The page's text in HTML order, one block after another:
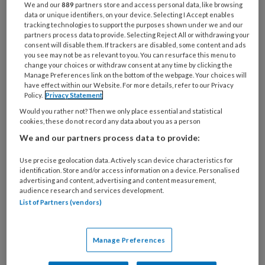
4 JUNI 2024 COLUMN JEUGD EN OPVOEDING
Column – We moeten de
We and our889 partners store and access personal data, like browsing
data or unique identifiers, on your device. Selecting I Accept enables
tracking technologies to support the purposes shown under we and our
partners process data to provide. Selecting Reject All or withdrawing your
consent will disable them. If trackers are disabled, some content and ads
you see may not be as relevant to you. You can resurface this menu to
change your choices or withdraw consent at any time by clicking the
Manage Preferences link on the bottom of the webpage. Your choices will
have effect within our Website. For more details, refer to our Privacy
Policy. Privacy Statement
Would you rather not? Then we only place essential and statistical
cookies, these do not record any data about you as a person
We and our partners process data to provide:
Use precise geolocation data. Actively scan device characteristics for
identification. Store and/or access information on a device. Personalised
advertising and content, advertising and content measurement,
audience research and services development.
List of Partners (vendors)
Manage Preferences